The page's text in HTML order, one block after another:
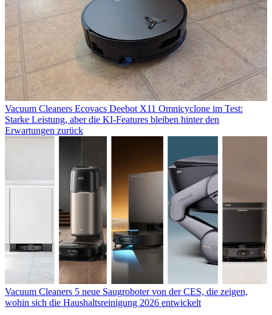
Vacuum Cleaners Ecovacs Deebot X11 Omnicyclone im Test:
Starke Leistung, aber die KI-Features bleiben hinter den
Erwartungen zurück
Vacuum Cleaners 5 neue Saugroboter von der CES, die zeigen,
wohin sich die Haushaltsreinigung 2026 entwickelt